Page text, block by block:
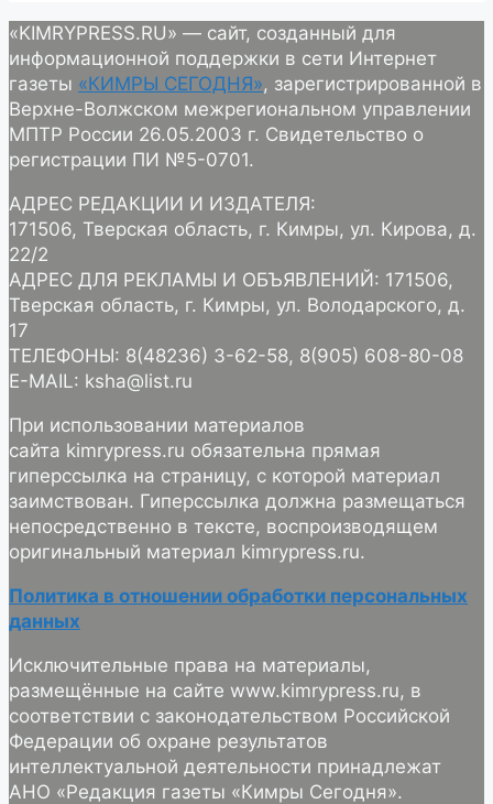
«KIMRYPRESS.RU» — сайт, созданный для
информационной поддержки в сети Интернет
газеты «КИМРЫ СЕГОДНЯ», зарегистрированной в
Верхне-Волжском межрегиональном управлении
МПТР России 26.05.2003 г. Свидетельство о
регистрации ПИ №5-0701.
АДРЕС РЕДАКЦИИ И ИЗДАТЕЛЯ:
171506, Тверская область, г. Кимры, ул. Кирова, д.
22/2
АДРЕС ДЛЯ РЕКЛАМЫ И ОБЪЯВЛЕНИЙ: 171506,
Тверская область, г. Кимры, ул. Володарского, д.
17
ТЕЛЕФОНЫ: 8(48236) 3-62-58, 8(905) 608-80-08
E-MAIL: ksha@list.ru
При использовании материалов
сайта kimrypress.ru обязательна прямая
гиперссылка на страницу, с которой материал
заимствован. Гиперссылка должна размещаться
непосредственно в тексте, воспроизводящем
оригинальный материал kimrypress.ru.
Политика в отношении обработки персональных
данных
Исключительные права на материалы,
размещённые на сайте www.kimrypress.ru, в
соответствии с законодательством Российской
Федерации об охране результатов
интеллектуальной деятельности принадлежат
АНО «Редакция газеты «Кимры Сегодня».